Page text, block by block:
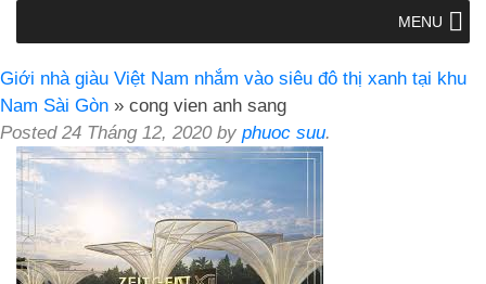
MENU
Giới nhà giàu Việt Nam nhắm vào siêu đô thị xanh tại khu
Nam Sài Gòn » cong vien anh sang
Posted 24 Tháng 12, 2020by phuoc suu.